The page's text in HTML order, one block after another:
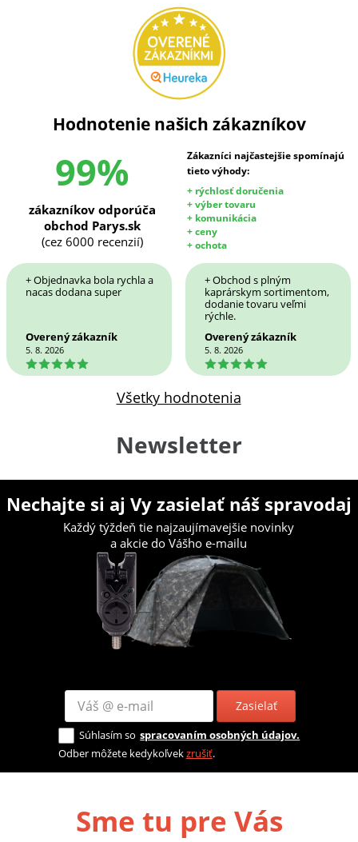
Hodnotenie našich zákazníkov
99%
Zákazníci najčastejšie spomínajú
tieto výhody:
+ rýchlosť doručenia
+ výber tovaru
+ komunikácia
+ ceny
+ ochota
zákazníkov odporúča
obchod Parys.sk
(cez 6000 recenzií)
+ Objednavka bola rychla a
nacas dodana super
Overený zákazník
5. 8. 2026
5
+ Obchod s plným
kaprárskym sortimentom,
dodanie tovaru veľmi
rýchle.
Overený zákazník
5. 8. 2026
5
Všetky hodnotenia
Newsletter
Nechajte si aj Vy zasielať náš spravodaj
Každý týždeň tie najzaujímavejšie novinky
a akcie do Vášho e-mailu
Zasielať
Súhlasím so spracovaním osobných údajov.
Odber môžete kedykoľvekzrušiť.
Sme tu pre Vás